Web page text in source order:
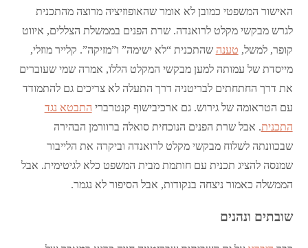
האישור המשפטי כמובן לא אומר שהאופוזיציה מרוצה מהתכנית
לגרש מבקשי מקלט לרואנדה. שרת הפנים בממשלת הצללים, איווט
קופר, למשל, טענה שהתכנית “לא ישימה” ו”מזיקה”. קלייר מוזלי,
מייסדת של עמותה למען מבקשי המקלט הללו, אמרה שמי שעוברים
את דרך החתחתים לבריטניה דרך התעלה לא צריכים גם להתמודד
עם הטראומה של גירוש. גם ארכיבישוף קנטרברי התבטא נגד
התכנית. אבל שרת הפנים הנוכחית סואלה ברוורמן הבהירה
שבכוונתה לשלוח מבקשי מקלט לרואנדה וביקרה את הלייבור
שמנסה להציג תכנית עם חותמת מבית המשפט כלא לגיטימית. אבל
הממשלה כאמור ניצחה בנקודות, אבל הסיפור לא נגמר.
שובתים ונהנים